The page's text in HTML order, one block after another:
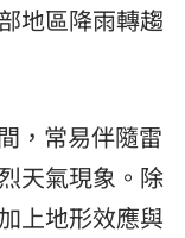
地區降雨轉趨
，常易伴隨雷
天氣現象。除
上地形效應與